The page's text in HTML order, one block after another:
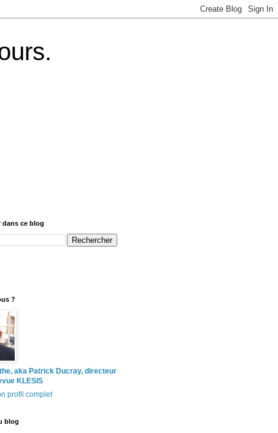
dans ce blog
?
aka Patrick Ducray, directeur
KLESIS
profil complet
blog